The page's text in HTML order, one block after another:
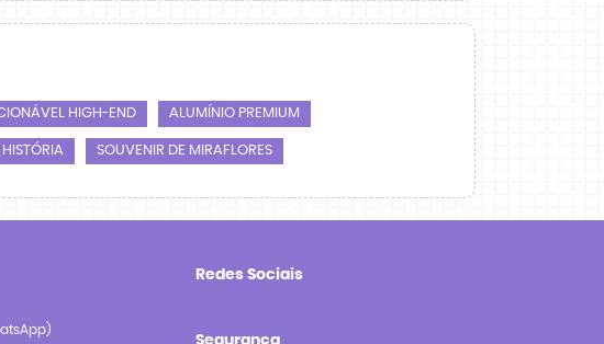
HIGH-END ALUMÍNIO PREMIUM
SOUVENIR DE MIRAFLORES
Redes Sociais
Segurança